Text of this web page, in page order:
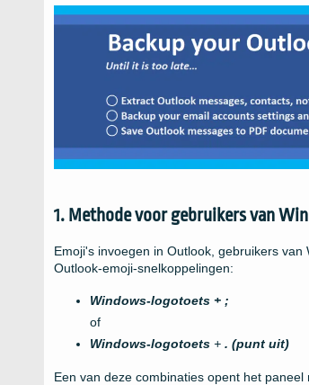
1. Methode voor gebruikers van
Emoji's invoegen in Outlook, gebruikers
Outlook-emoji-snelkoppelingen:
Windows-logotoets + ;
of
Windows-logotoets + . (punt uit)
Een van deze combinaties opent het